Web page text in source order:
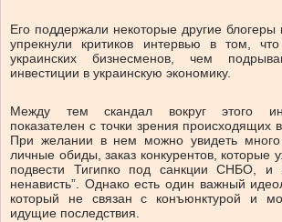
Его поддержали некоторые другие
упрекнули критиков интервью в том,
украинских бизнесменов, чем
инвестиции в украинскую экономику.
Между тем скандал вокруг этого
показателен с точки зрения происходящих
При желании в нем можно увидеть много
личные обиды, заказ конкурентов, которые
подвести Тигипко под санкции СНБО, и
ненависть”. Однако есть один важный
который не связан с конъюнктурой и
идущие последствия.